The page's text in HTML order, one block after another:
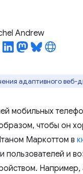
Andrew
адаптивного веб-
мобильных
чтобы он
Маркоттом в
пользователей и